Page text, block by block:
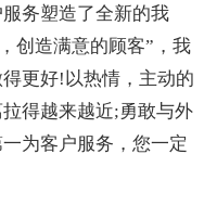
务塑造了全新的我
创造满意的顾客”，我
更好!以热情，主动的
得越来越近;勇敢与外
为客户服务，您一定